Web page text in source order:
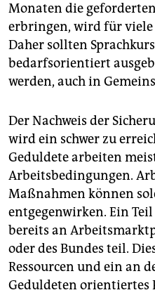
Monaten die
erbringen, wird für viele
Daher sollten
bedarfsorientiert
werden, auch in
Der Nachweis der
wird ein schwer zu
Geduldete arbeiten
Arbeitsbedingungen.
Maßnahmen können
entgegenwirken. Ein
bereits an
oder des Bundes teil.
Ressourcen und ein an
Geduldeten orientiertes